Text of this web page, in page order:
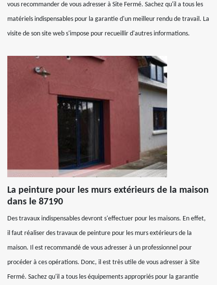
vous recommander de vous adresser à Site Fermé. Sachez qu'il a tous les
matériels indispensables pour la garantie d'un meilleur rendu de travail. La
visite de son site web s'impose pour recueillir d'autres informations.
La peinture pour les murs extérieurs de la maison
dans le 87190
Des travaux indispensables devront s'effectuer pour les maisons. En effet,
il faut réaliser des travaux de peinture pour les murs extérieurs de la
maison. Il est recommandé de vous adresser à un professionnel pour
procéder à ces opérations. Donc, il est très utile de vous adresser à Site
Fermé. Sachez qu'il a tous les équipements appropriés pour la garantie